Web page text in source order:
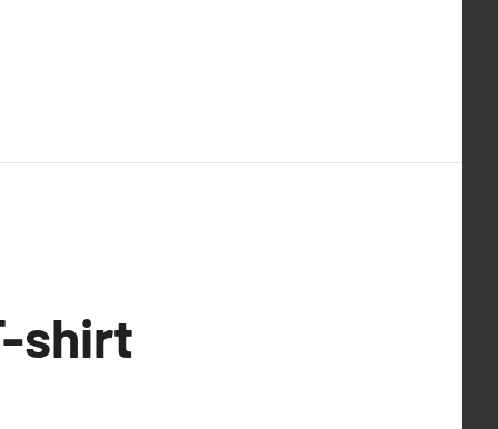
shirt